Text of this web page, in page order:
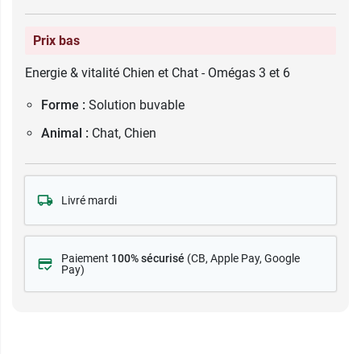
Prix bas
Energie & vitalité Chien et Chat - Omégas 3 et 6
Forme : Solution buvable
Animal : Chat, Chien
Livré mardi
Paiement 100% sécurisé (CB, Apple Pay, Google
Pay)